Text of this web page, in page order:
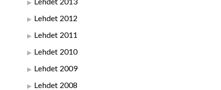
Lehdet 2012
Lehdet 2011
Lehdet 2010
Lehdet 2009
Lehdet 2008